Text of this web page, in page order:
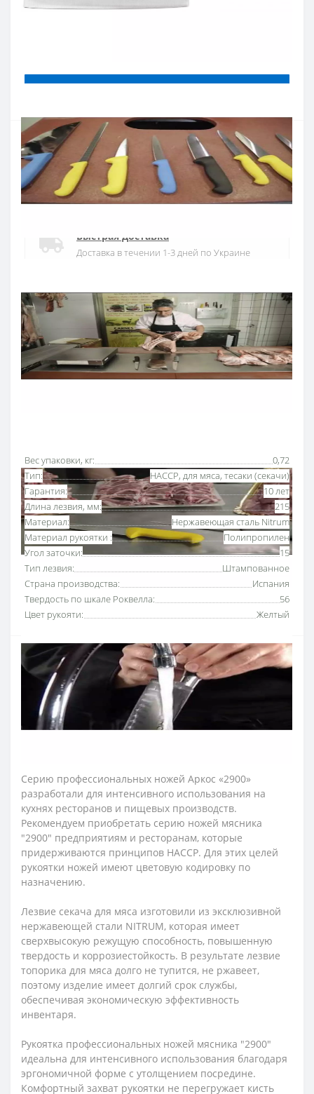
Наличие:нет в наличии
Вес упаковки, кг:
0,72
Тип:
HACCP, для мяса, тесаки (секачи)
Гарантия:
10 лет
Длина лезвия, мм:
215
Материал:
Нержавеющая сталь Nitrum
Материал рукоятки :
Полипропилен
Угол заточки:
15
Тип лезвия:
Штампованное
Страна производства:
Испания
Твердость по шкале Роквелла:
56
Цвет рукояти:
Желтый
Официальный дистрибьютор
Официальный дистрибьютор ARCOS в
Украине
Быстрая доставка
Доставка в течении 1-3 дней по Украине
Гарантия качества
10 лет гарантия на ножи
Покупай в кредит
Оплата частями или мгновенная рассрочка
от ПриватБанка
Секач, топор для мяса 215 мм «2900» Аркос с
рукояткой желтого цветаиспользуют для разделки
мясной туши, в которой встречаются мелкие и средние
кости, для рубки замороженного филе. Не рвет мясо, а
структурировано и четко разрубает, сохраняя сочные
мясные волокна. Легкий в использовании благодаря
Серию профессиональных ножей Аркос «2900»
разработали для интенсивного использования на
кухнях ресторанов и пищевых производств.
Рекомендуем приобретать серию ножей мясника
"2900" предприятиям и ресторанам, которые
придерживаются принципов HACCP. Для этих целей
рукоятки ножей имеют цветовую кодировку по
назначению.
Лезвие секача для мяса изготовили из эксклюзивной
нержавеющей стали NITRUM, которая имеет
сверхвысокую режущую способность, повышенную
твердость и коррозиестойкость. В результате лезвие
топорика для мяса долго не тупится, не ржавеет,
поэтому изделие имеет долгий срок службы,
обеспечивая экономическую эффективность
инвентаря.
Рукоятка профессиональных ножей мясника "2900"
идеальна для интенсивного использования благодаря
эргономичной форме с утолщением посредине.
Комфортный захват рукоятки не перегружает кисть